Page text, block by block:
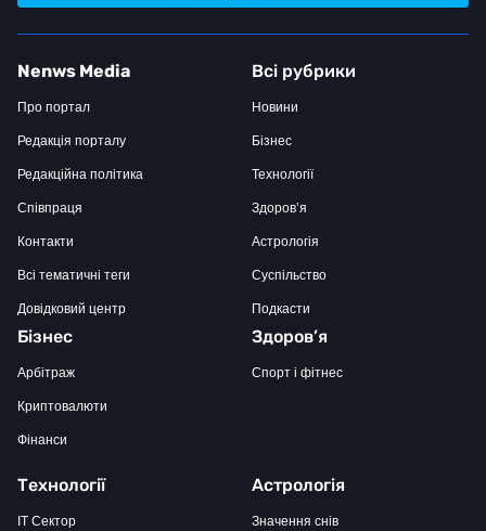
Nenws Media
Про портал
Редакція порталу
Редакційна політика
Співпраця
Контакти
Всі тематичні теги
Довідковий центр
Всі рубрики
Новини
Бізнес
Технології
Здоров’я
Астрологія
Суспільство
Подкасти
Бізнес
Арбітраж
Криптовалюти
Фінанси
Здоров’я
Спорт і фітнес
Технології
IT Сектор
Астрологія
Значення снів